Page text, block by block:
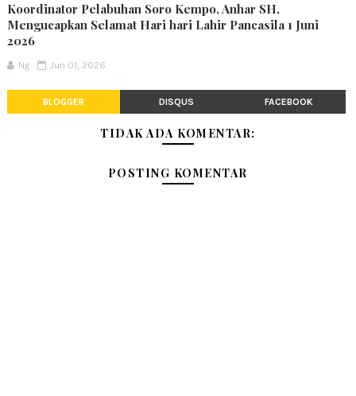
Koordinator Pelabuhan Soro Kempo, Anhar SH,
Mengucapkan Selamat Hari hari Lahir Pancasila 1 Juni
2026
Ng Jun 01, 2026
BLOGGER DISQUS FACEBOOK
TIDAK ADA KOMENTAR:
POSTING KOMENTAR